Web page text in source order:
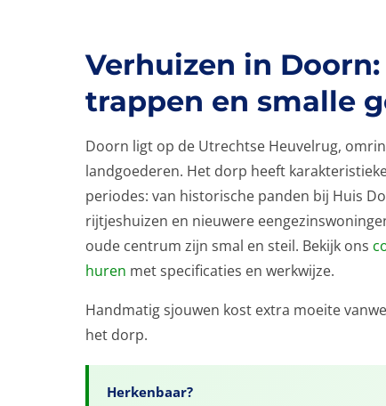
Verhuizen in
trappen en smalle
Doorn ligt op de Utrechtse Heuvelrug,
landgoederen. Het dorp heeft
periodes: van historische panden bij Huis
rijtjeshuizen en nieuwere
oude centrum zijn smal en steil. Bekijk ons
huren met specificaties en werkwijze.
Handmatig sjouwen kost extra moeite
het dorp.
Herkenbaar?